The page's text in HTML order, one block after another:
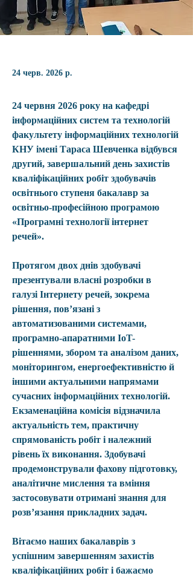
24 черв. 2026 р.
24 червня 2026 року на кафедрі
інформаційних систем та технологій
факультету інформаційних технологій
КНУ імені Тараса Шевченка відбувся
другий, завершальний день захистів
кваліфікаційних робіт здобувачів
освітнього ступеня бакалавр за
освітньо-професійною програмою
«Програмні технології інтернет
речей».
Протягом двох днів здобувачі
презентували власні розробки в
галузі Інтернету речей, зокрема
рішення, пов’язані з
автоматизованими системами,
програмно-апаратними IoT-
рішеннями, збором та аналізом даних,
моніторингом, енергоефективністю й
іншими актуальними напрямами
сучасних інформаційних технологій.
Екзаменаційна комісія відзначила
актуальність тем, практичну
спрямованість робіт і належний
рівень їх виконання. Здобувачі
продемонстрували фахову підготовку,
аналітичне мислення та вміння
застосовувати отримані знання для
розв’язання прикладних задач.
Вітаємо наших бакалаврів з
успішним завершенням захистів
кваліфікаційних робіт і бажаємо